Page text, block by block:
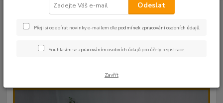
PROSTĚRADLA
Bavlněné prostěradla JERSEY s gumou - 45 barev
24 červená
Bavlněné prostěradlo JERSEY
Odeslat
Přeji si odebírat novinky e-mailem dle podmínek zpracování osobních údajů.
Souhlasím se zpracováním osobních údajů pro účely registrace.
Zavřít